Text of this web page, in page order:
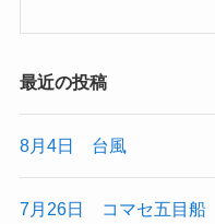
最近の投稿
8月4日 台風
7月26日 コマセ五目船